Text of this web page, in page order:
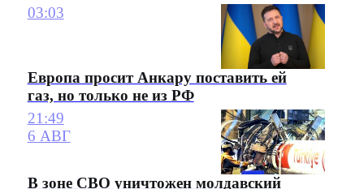
03:03
Европа просит Анкару поставить ей
газ, но только не из РФ
21:49
6 АВГ
В зоне СВО уничтожен молдавский